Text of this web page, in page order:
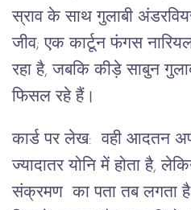
स्राव के साथ गुलाबी
जीव; एक कार्टून फंगस
रहा है, जबकि कीड़े साबुन
फिसल रहे हैं।
कार्ड पर लेख: वही आदतन
ज्यादातर योनि में होता है,
संक्रमण का पता तब लगता है